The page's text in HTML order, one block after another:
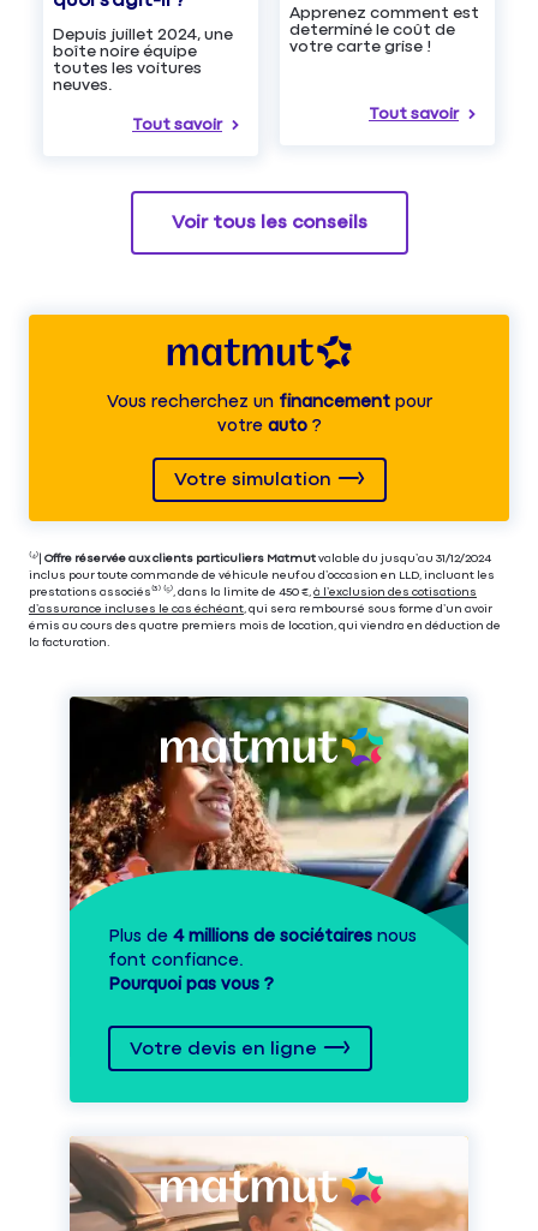
Depuis juillet 2024, une
boîte noire équipe
toutes les voitures
neuves.
Tout savoir
Apprenez comment est
determiné le coût de
votre carte grise !
Tout savoir
Voir tous les conseils
Vous recherchez unfinancementpour
votre auto?
Votre simulation
⁽⁴⁾| Offre réservée aux clients particuliers Matmut valable du jusqu’au 31/12/2024
inclus pour toute commande de véhicule neuf ou d’occasion en LLD, incluant les
prestations associés⁽³⁾ ⁽⁵⁾, dans la limite de 450 €, à l’exclusion des cotisations
d’assurance incluses le cas échéant , qui sera remboursé sous forme d’un avoir
émis au cours des quatre premiers mois de location, qui viendra en déduction de
la facturation.
Plus de 4 millions de sociétaires nous
font confiance.
Pourquoi pas vous ?
Votre devis en ligne